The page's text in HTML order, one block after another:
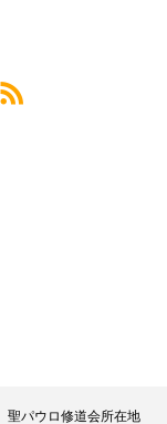
聖パウロ修道会所在地